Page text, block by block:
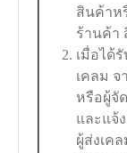
สินค้าห
ร้านค้า
เมื่อได้
เคลม จ
หรือผู้จั
และแจ้
ผู้ส่งเค